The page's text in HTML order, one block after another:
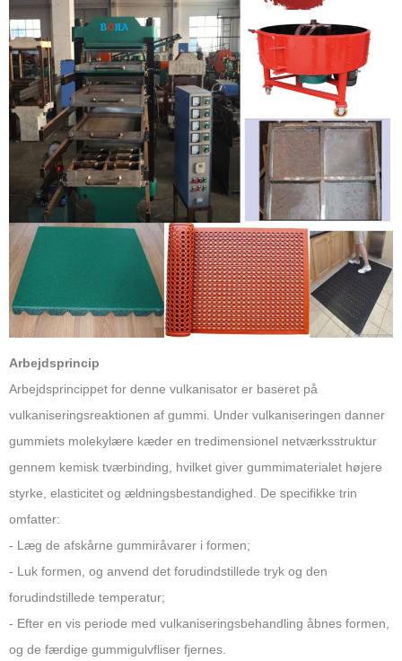
Arbejdsprincip
Arbejdsprincippet for denne vulkanisator er baseret på
vulkaniseringsreaktionen af gummi. Under vulkaniseringen danner
gummiets molekylære kæder en tredimensionel netværksstruktur
gennem kemisk tværbinding, hvilket giver gummimaterialet højere
styrke, elasticitet og ældningsbestandighed. De specifikke trin
omfatter:
- Læg de afskårne gummiråvarer i formen;
- Luk formen, og anvend det forudindstillede tryk og den
forudindstillede temperatur;
- Efter en vis periode med vulkaniseringsbehandling åbnes formen,
og de færdige gummigulvfliser fjernes.